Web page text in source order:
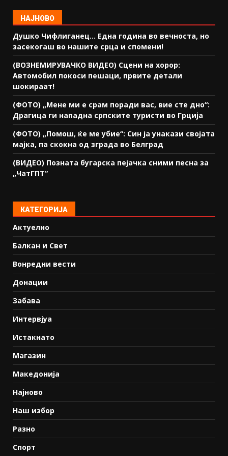
НАЈНОВО
Душко Чифлиганец… Eдна година во вечноста, но
засекогаш во нашите срца и спомени!
(ВОЗНЕМИРУВАЧКО ВИДЕО) Сцени на хорор:
Автомобил покоси пешаци, првите детали
шокираат!
(ФОТО) „Мене ми е срам поради вас, вие сте дно“:
Драгица ги нападна српските туристи во Грција
(ФОТО) „Помош, ќе ме убие“: Син ја унакази својата
мајка, па скокна од зграда во Белград
(ВИДЕО) Позната бугарска пејачка сними песна за
„ЧатГПТ“
КАТЕГОРИЈА
Актуелно
Балкан и Свет
Вонредни вести
Донации
Забава
Интервјуа
Истакнато
Магазин
Македонија
Најново
Наш избор
Разно
Спорт